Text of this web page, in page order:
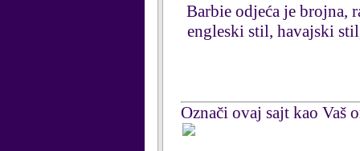
Barbie odjeća je brojna,
engleski stil, havajski
Označi ovaj sajt kao Vaš